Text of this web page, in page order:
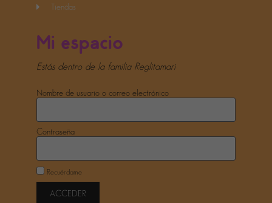
Tiendas
Mi espacio
Estás dentro de la familia Reglitamari
Nombre de usuario o correo electrónico
Contraseña
Recuérdame
ACCEDER